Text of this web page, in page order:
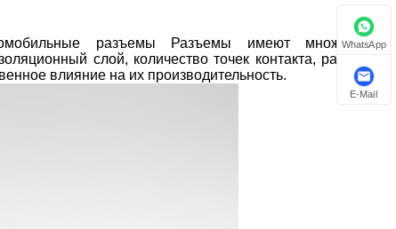
разъемы Разъемы имеют множество
слой, количество точек контакта, рабочую
влияние на их производительность.
WhatsApp
E-Mail